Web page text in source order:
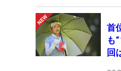
首
も
回